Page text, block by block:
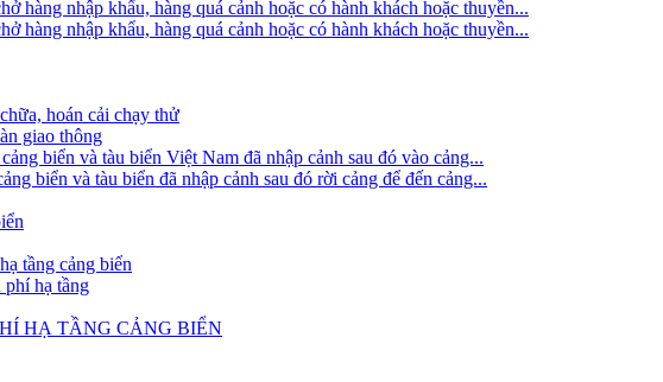
hàng nhập khẩu, hàng quá cảnh hoặc có hành khách hoặc thuyền...
hàng nhập khẩu, hàng quá cảnh hoặc có hành khách hoặc thuyền...
hoán cải chạy thử
giao thông
biển và tàu biển Việt Nam đã nhập cảnh sau đó vào cảng...
biển và tàu biển đã nhập cảnh sau đó rời cảng để đến cảng...
tầng cảng biển
hạ tầng
HẠ TẦNG CẢNG BIỂN